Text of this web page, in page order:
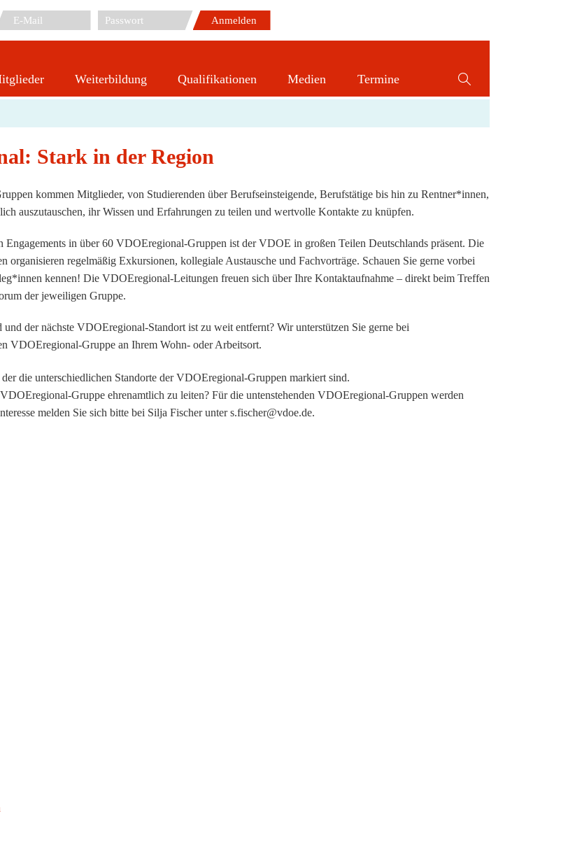
Weiterbildung Qualifikationen Medien Termine
Website-
Suche
umschalten
VDOEregional
Stark in der Region
kommen Mitglieder, von Studierenden über Berufseinsteigende, Berufstätige bis hin zu Rentner*innen,
auszutauschen, ihr Wissen und Erfahrungen zu teilen und wertvolle Kontakte zu knüpfen.
Engagements in über 60 VDOEregional-Gruppen ist der VDOE in großen Teilen Deutschlands präsent. Die
organisieren regelmäßig Exkursionen, kollegiale Austausche und Fachvorträge. Schauen Sie gerne vorbei
kennen! Die VDOEregional-Leitungen freuen sich über Ihre Kontaktaufnahme – direkt beim Treffen
der jeweiligen Gruppe.
der nächste VDOEregional-Standort ist zu weit entfernt? Wir unterstützen Sie gerne bei
VDOEregional-Gruppe an Ihrem Wohn- oder Arbeitsort.
VDOEregional-Gruppe ehrenamtlich zu leiten? Für die untenstehenden VDOEregional-Gruppen werden
melden Sie sich bitte bei Silja Fischer unter s.fischer@vdoe.de.